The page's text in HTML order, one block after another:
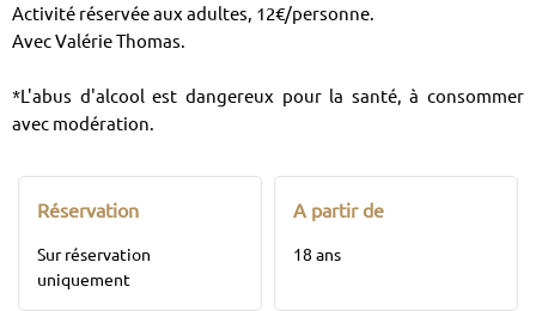
Activité réservée aux adultes, 12€/personne.
Avec Valérie Thomas.
*L'abus d'alcool est dangereux pour la santé, à consommer
avec modération.
Réservation
Sur réservation
uniquement
A partir de
18 ans